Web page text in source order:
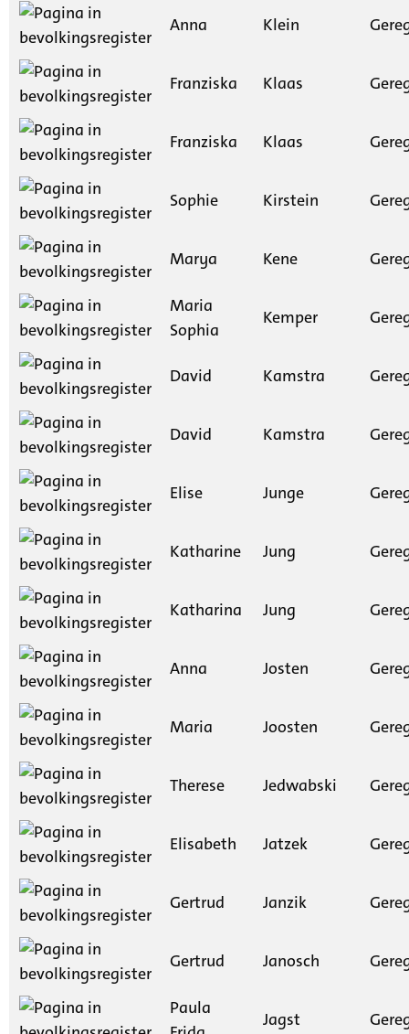
Anna Klein
Franziska Klaas
Franziska Klaas
Sophie Kirstein
Marya Kene
Maria
Sophia
Kemper
David Kamstra
David Kamstra
Elise Junge
Katharine Jung
Katharina Jung
Anna Josten
Maria Joosten
Therese Jedwabski
Elisabeth Jatzek
Gertrud Janzik
Gertrud Janosch
Paula
Jagst